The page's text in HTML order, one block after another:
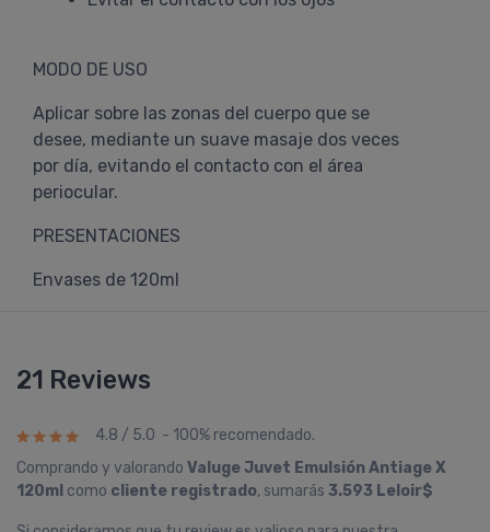
MODO DE USO
Aplicar sobre las zonas del cuerpo que se
desee, mediante un suave masaje dos veces
por día, evitando el contacto con el área
periocular.
PRESENTACIONES
Envases de 120ml
21 Reviews
4.8 / 5.0 - 100% recomendado.
Comprando y valorando Valuge Juvet Emulsión Antiage X
120ml como cliente registrado, sumarás 3.593 Leloir$